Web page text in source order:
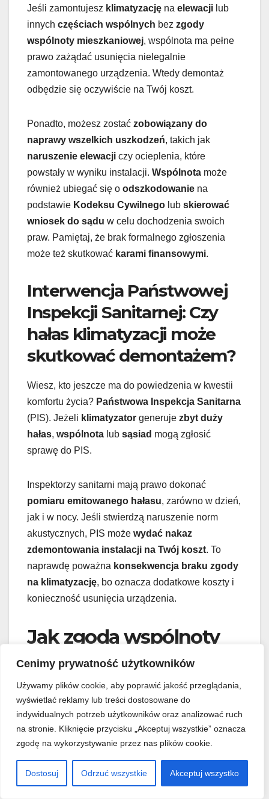
Cenimy prywatność użytkowników
Używamy plików cookie, aby poprawić jakość przeglądania,
wyświetlać reklamy lub treści dostosowane do
indywidualnych potrzeb użytkowników oraz analizować ruch
na stronie. Kliknięcie przycisku „Akceptuj wszystkie” oznacza
zgodę na wykorzystywanie przez nas plików cookie.
Dostosuj Odrzuć wszystkie Akceptuj wszystko
Jeśli zamontujesz klimatyzację na elewacji lub
innych częściach wspólnych bez zgody
wspólnoty mieszkaniowej, wspólnota ma pełne
prawo zażądać usunięcia nielegalnie
zamontowanego urządzenia. Wtedy demontaż
odbędzie się oczywiście na Twój koszt.
Ponadto, możesz zostać zobowiązany do
naprawy wszelkich uszkodzeń, takich jak
naruszenie elewacji czy ocieplenia, które
powstały w wyniku instalacji. Wspólnota może
również ubiegać się o odszkodowanie na
podstawie Kodeksu Cywilnego lub skierować
wniosek do sądu w celu dochodzenia swoich
praw. Pamiętaj, że brak formalnego zgłoszenia
może też skutkować karami finansowymi.
Interwencja Państwowej
Inspekcji Sanitarnej: Czy
hałas klimatyzacji może
skutkować demontażem?
Wiesz, kto jeszcze ma do powiedzenia w kwestii
komfortu życia? Państwowa Inspekcja Sanitarna
(PIS). Jeżeli klimatyzator generuje zbyt duży
hałas, wspólnota lub sąsiad mogą zgłosić
sprawę do PIS.
Inspektorzy sanitarni mają prawo dokonać
pomiaru emitowanego hałasu, zarówno w dzień,
jak i w nocy. Jeśli stwierdzą naruszenie norm
akustycznych, PIS może wydać nakaz
zdemontowania instalacji na Twój koszt. To
naprawdę poważna konsekwencja braku zgody
na klimatyzację, bo oznacza dodatkowe koszty i
konieczność usunięcia urządzenia.
Jak zgoda wspólnoty
na klimatyzację na
balkonie zapewnia
spokój i
bezpieczeństwo?
wielorodzinnych to proces, który wymaga